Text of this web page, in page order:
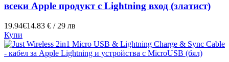
всеки Apple продукт с Lightning вход (златист)
19.94€14.83 € / 29 лв
Купи